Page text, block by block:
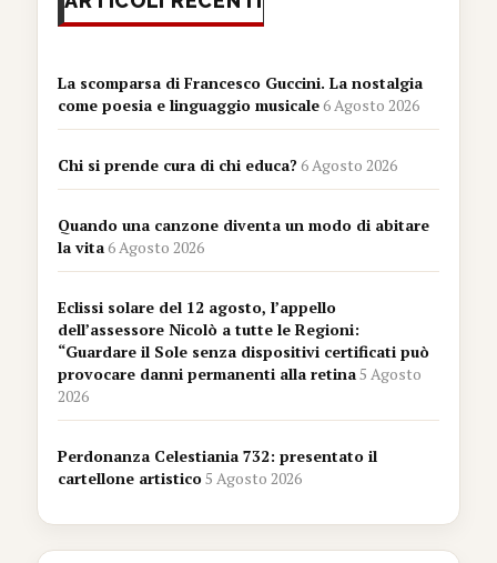
La scomparsa di Francesco Guccini. La nostalgia
come poesia e linguaggio musicale6 Agosto 2026
Chi si prende cura di chi educa?6 Agosto 2026
Quando una canzone diventa un modo di abitare
la vita6 Agosto 2026
Eclissi solare del 12 agosto, l’appello
dell’assessore Nicolò a tutte le Regioni:
“Guardare il Sole senza dispositivi certificati può
provocare danni permanenti alla retina5 Agosto
2026
Perdonanza Celestiania 732: presentato il
cartellone artistico5 Agosto 2026